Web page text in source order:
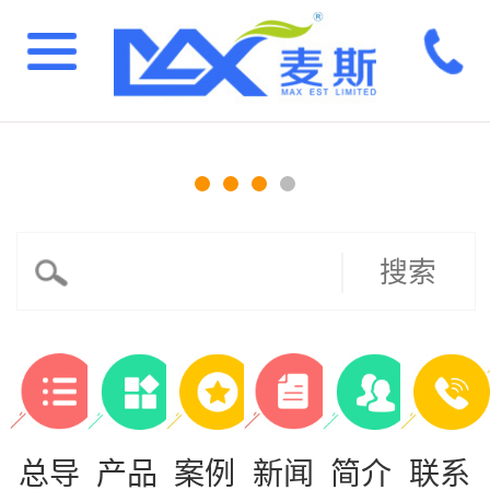
搜索
总导 产品 案例 新闻 简介 联系